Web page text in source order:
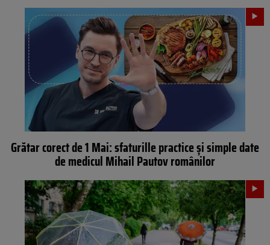
Grătar corect de 1 Mai: sfaturille practice și simple date
de medicul Mihail Pautov românilor